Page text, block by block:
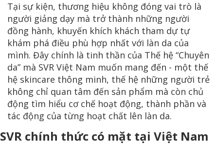
Tại sự kiện, thương hiệu không đóng vai trò là
người giảng dạy mà trở thành những người
đồng hành, khuyến khích khách tham dự tự
khám phá điều phù hợp nhất với làn da của
mình. Đây chính là tinh thần của Thế hệ “Chuyên
da” mà SVR Việt Nam muốn mang đến - một thế
hệ skincare thông minh, thế hệ những người trẻ
không chỉ quan tâm đến sản phẩm mà còn chủ
động tìm hiểu cơ chế hoạt động, thành phần và
tác động của từng hoạt chất lên làn da.
SVR chính thức có mặt tại Việt Nam